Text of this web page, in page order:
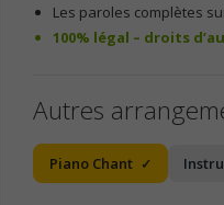
Les paroles complètes
100% légal – droits
Autres
Piano Chant